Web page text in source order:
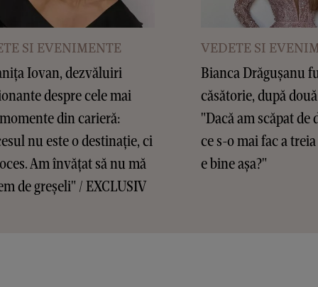
SI EVENIMENTE
Iovan, dezvăluiri
despre cele mai
din carieră:
nu este o destinație, ci
Am învățat să nu mă
de greșeli" / EXCLUSIV
VEDETE SI
Bianca Drăgușanu
căsătorie, după
"Dacă am scăpat de
ce s-o mai fac a
e bine așa?"